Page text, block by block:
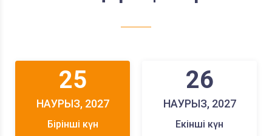
25
НАУРЫЗ, 2027
Бірінші күн
26
НАУРЫЗ, 2027
Екінші күн